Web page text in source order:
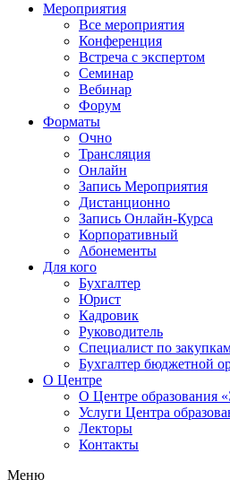
Мероприятия
Все мероприятия
Конференция
Встреча с экспертом
Семинар
Вебинар
Форум
Форматы
Очно
Трансляция
Онлайн
Запись Мероприятия
Дистанционно
Запись Онлайн-Курса
Корпоративный
Абонементы
Для кого
Бухгалтер
Юрист
Кадровик
Руководитель
Специалист по
Бухгалтер бюджетной
О Центре
О Центре образования
Услуги Центра
Лекторы
Контакты
Меню